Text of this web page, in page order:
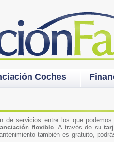
Coches
de servicios entre los que podemos
flexible. A través de su
también es gratuito,